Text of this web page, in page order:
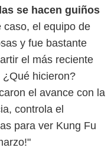
se hacen guiños
caso, el equipo de
y fue bastante
el más reciente
hicieron?
el avance con la
controla el
para ver Kung Fu